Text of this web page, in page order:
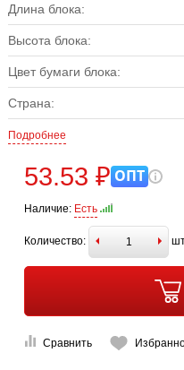
Длина блока:
Высота блока:
Цвет бумаги блока:
Страна:
Подробнее
53.53 ₽ ОПТ
Наличие: Есть
Количество:
Сравнить